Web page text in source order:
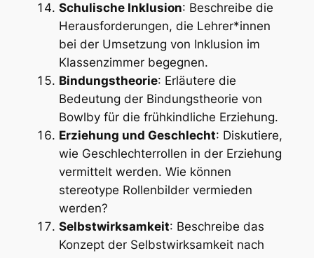
Schulische Inklusion: Beschreibe die
Herausforderungen, die Lehrer*innen
bei der Umsetzung von Inklusion im
Klassenzimmer begegnen.
Bindungstheorie: Erläutere die
Bedeutung der Bindungstheorie von
Bowlby für die frühkindliche Erziehung.
Erziehung und Geschlecht: Diskutiere,
wie Geschlechterrollen in der Erziehung
vermittelt werden. Wie können
stereotype Rollenbilder vermieden
werden?
Selbstwirksamkeit: Beschreibe das
Konzept der Selbstwirksamkeit nach